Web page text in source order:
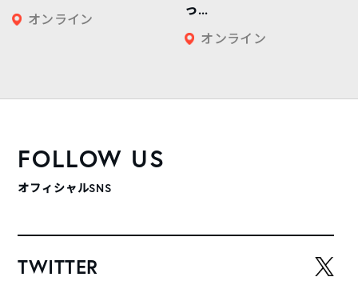
オンライン
っ...
オンライン
FOLLOW US
オフィシャルSNS
TWITTER